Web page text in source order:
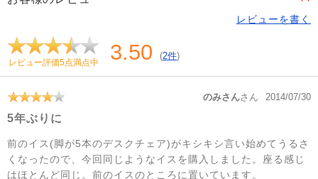
レビューを書く
レビュー評価5点満点中 3.50 (2件)
のみさんさん 2014/07/30
5年ぶりに
前のイス(脚が5本のデスクチェア)がキシキシ言い始めてうるさ
くなったので、今回同じようなイスを購入しました。座る感じ
はほとんど同じ。前のイスのところに置いています。